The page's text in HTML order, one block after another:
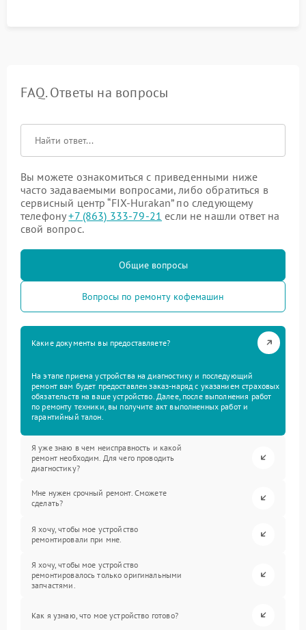
FAQ. Ответы на вопросы
Вы можете ознакомиться с приведенными ниже
часто задаваемыми вопросами, либо обратиться в
сервисный центр “FIX-Hurakan” по следующему
телефону+7 (863) 333-79-21 если не нашли ответ на
свой вопрос.
Общие вопросы
Вопросы по ремонту кофемашин
Какие документы вы предоставляете?
На этапе приема устройства на диагностику и последующий
ремонт вам будет предоставлен заказ-наряд с указанием страховых
обязательств на ваше устройство. Далее, после выполнения работ
по ремонту техники, вы получите акт выполненных работ и
гарантийный талон.
Я уже знаю в чем неисправность и какой
ремонт необходим. Для чего проводить
диагностику?
Мне нужен срочный ремонт. Сможете
сделать?
Я хочу, чтобы мое устройство
ремонтировали при мне.
Я хочу, чтобы мое устройство
ремонтировалось только оригинальными
запчастями.
Как я узнаю, что мое устройство готово?